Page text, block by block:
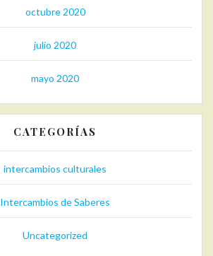
octubre 2020
julio 2020
mayo 2020
CATEGORÍAS
intercambios culturales
Intercambios de Saberes
Uncategorized